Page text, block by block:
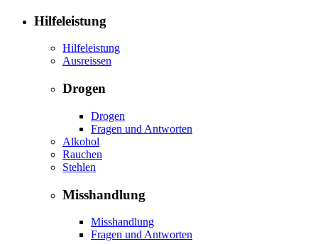
Hilfeleistung
Hilfeleistung
Ausreissen
Drogen
Drogen
Fragen und Antworten
Alkohol
Rauchen
Stehlen
Misshandlung
Misshandlung
Fragen und Antworten